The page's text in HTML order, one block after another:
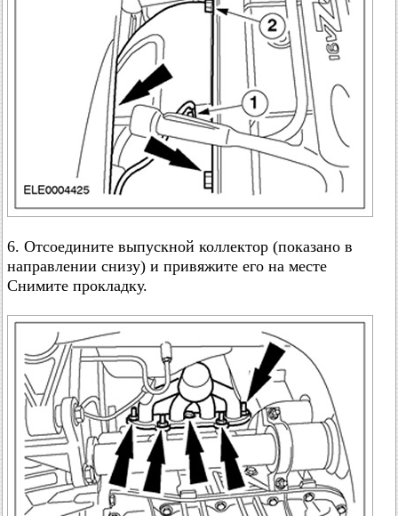
6. Отсоедините выпускной коллектор (показано в
направлении снизу) и привяжите его на месте
Снимите прокладку.